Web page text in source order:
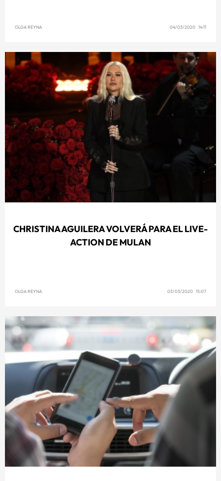
OLGA REYNA 04/03/2020 14:11
CHRISTINA AGUILERA VOLVERÁ PARA EL LIVE-
ACTION DE MULAN
OLGA REYNA 03/03/2020 15:07